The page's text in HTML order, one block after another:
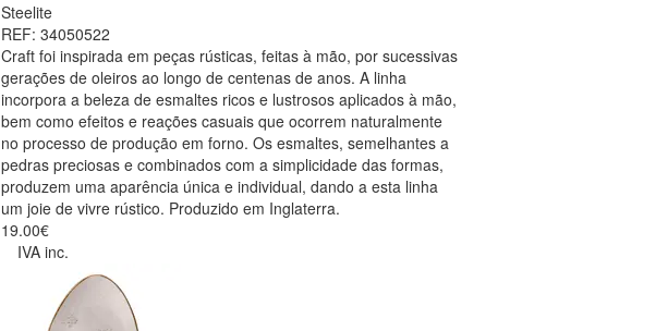
Steelite
REF: 34050522
Craft foi inspirada em peças rústicas, feitas à mão, por sucessivas
gerações de oleiros ao longo de centenas de anos. A linha
incorpora a beleza de esmaltes ricos e lustrosos aplicados à mão,
bem como efeitos e reações casuais que ocorrem naturalmente
no processo de produção em forno. Os esmaltes, semelhantes a
pedras preciosas e combinados com a simplicidade das formas,
produzem uma aparência única e individual, dando a esta linha
um joie de vivre rústico. Produzido em Inglaterra.
19.00€
IVA inc.